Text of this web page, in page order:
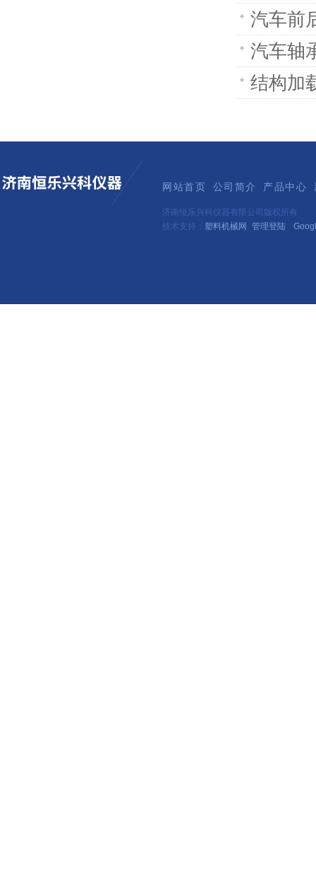
汽车前
汽车轴
结构加
网站首页 公司简介 产品中心
济南恒乐兴科仪器有限公司版权所有
技术支持： 塑料机械网 管理登陆